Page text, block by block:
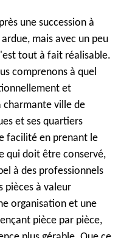
une succession à
mais avec un peu
tout à fait réalisable.
comprenons à quel
et
charmante ville de
et ses quartiers
facilité en prenant le
qui doit être conservé,
à des professionnels
pièces à valeur
organisation et une
pièce par pièce,